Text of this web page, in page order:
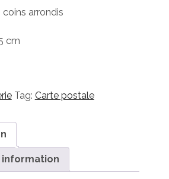
arrondis
cm
Tag: Carte postale